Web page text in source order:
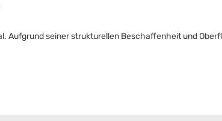
Aufgrund seiner strukturellen Beschaffenheit und